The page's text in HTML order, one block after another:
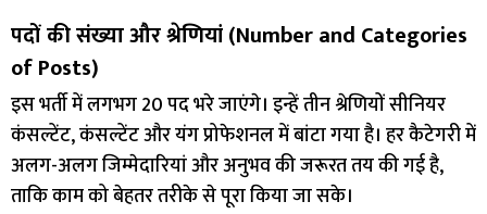
पदों की संख्या और श्रेणियां (Number and Categories
of Posts)
इस भर्ती में लगभग 20 पद भरे जाएंगे। इन्हें तीन श्रेणियों सीनियर
कंसल्टेंट, कंसल्टेंट और यंग प्रोफेशनल में बांटा गया है। हर कैटेगरी में
अलग-अलग जिम्मेदारियां और अनुभव की जरूरत तय की गई है,
ताकि काम को बेहतर तरीके से पूरा किया जा सके।